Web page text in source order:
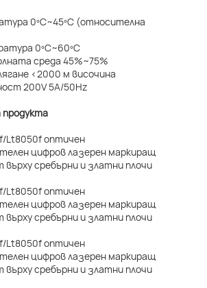
0ºC~45ºC (относителна
0ºC~60ºC
среда 45%~75%
<2000 м височина
200V 5A/50Hz